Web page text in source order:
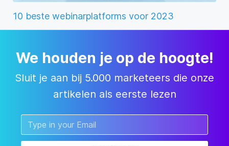
10 beste webinarplatforms voor 2023
We houden je op de hoogte!
Sluit je aan bij 5.000 marketeers die onze
artikelen als eerste lezen